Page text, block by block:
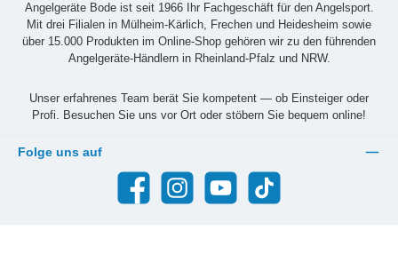
Angelgeräte Bode ist seit 1966 Ihr Fachgeschäft für den Angelsport.
Mit drei Filialen in Mülheim-Kärlich, Frechen und Heidesheim sowie
über 15.000 Produkten im Online-Shop gehören wir zu den führenden
Angelgeräte-Händlern in Rheinland-Pfalz und NRW.
Unser erfahrenes Team berät Sie kompetent — ob Einsteiger oder
Profi. Besuchen Sie uns vor Ort oder stöbern Sie bequem online!
Folge uns auf
Facebook Instagram YouTube TikTok